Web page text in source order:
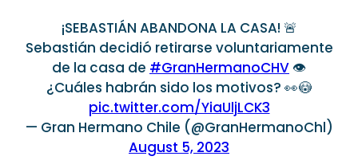
¡SEBASTIÁN ABANDONA LA CASA! 🚨
Sebastián decidió retirarse voluntariamente
de la casa de #GranHermanoCHV 👁️
¿Cuáles habrán sido los motivos? 👀😳
pic.twitter.com/YiaUljLCK3
— Gran Hermano Chile (@GranHermanoChl)
August 5, 2023